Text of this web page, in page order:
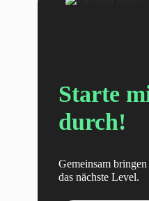
Starte
durch!
Gemeinsam
das nächste Level.